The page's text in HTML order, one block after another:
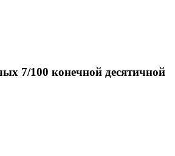
7/100 конечной десятичной